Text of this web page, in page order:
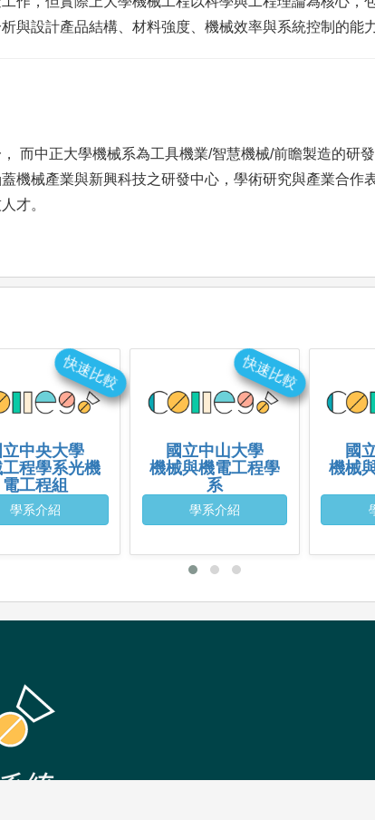
與設計產品結構、材料強度、機械效率與系統控制的能
而中正大學機械系為工具機業/智慧機械/前瞻製造的研
機械產業與新興科技之研發中心，學術研究與產業合作
才。
立中央大學
程學系光機
電工程組
學系介紹
快速比較
國立中山大學
機械與機電工程學
系
學系介紹
快速比較
國
機械